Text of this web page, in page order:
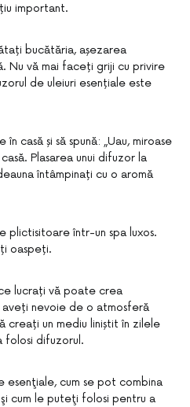
important.
bucătăria, așezarea
Nu vă mai faceți griji cu privire
de uleiuri esențiale este
casă și să spună: „Uau, miroase
Plasarea unui difuzor la
întâmpinați cu o aromă
plictisitoare într-un spa luxos.
oaspeți.
lucrați vă poate crea
nevoie de o atmosferă
creați un mediu liniștit în zilele
folosi difuzorul.
esenţiale, cum se pot combina
cum le puteţi folosi pentru a